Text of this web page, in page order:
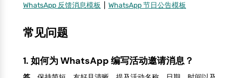
WhatsApp 反馈消息模板
WhatsApp 节日公告模板
常见问题
1. 如何为 WhatsApp 编写活动邀请消息？